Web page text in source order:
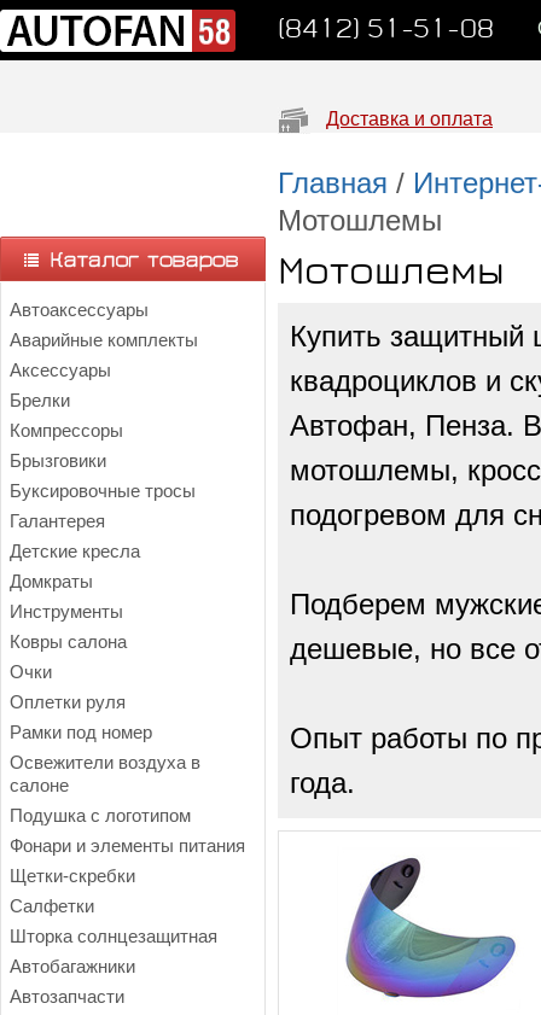
(8412) 51-51-08
Доставка и оплата
Автоаксессуары
Аварийные комплекты
Аксессуары
Брелки
Компрессоры
Брызговики
Буксировочные тросы
Галантерея
Детские кресла
Домкраты
Инструменты
Ковры салона
Очки
Оплетки руля
Рамки под номер
Освежители воздуха в
салоне
Подушка с логотипом
Фонари и элементы питания
Щетки-скребки
Салфетки
Шторка солнцезащитная
Автобагажники
Автозапчасти
Главная /
Мотошлемы
Мотошлемы
Купить защитный
квадроциклов и
Автофан, Пенза.
мотошлемы,
подогревом для
Подберем
дешевые, но все
Опыт работы по
года.